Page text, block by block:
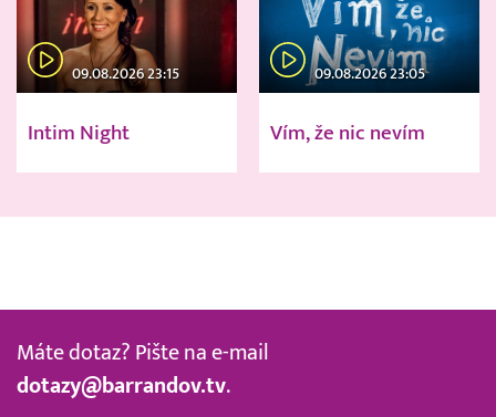
09.08.2026 23:15
Intim Night
09.08.2026 23:05
Vím, že nic nevím
Máte dotaz? Pište na e-mail
dotazy@barrandov.tv.